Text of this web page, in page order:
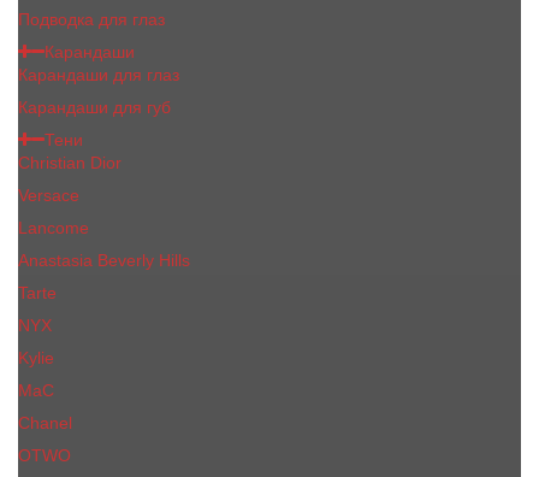
Подводка для глаз
Карандаши
Карандаши для глаз
Карандаши для губ
Тени
Christian Dior
Versace
Lancome
Anastasia Beverly Hills
Tarte
NYX
Kylie
MaC
Сhanеl
OTWO